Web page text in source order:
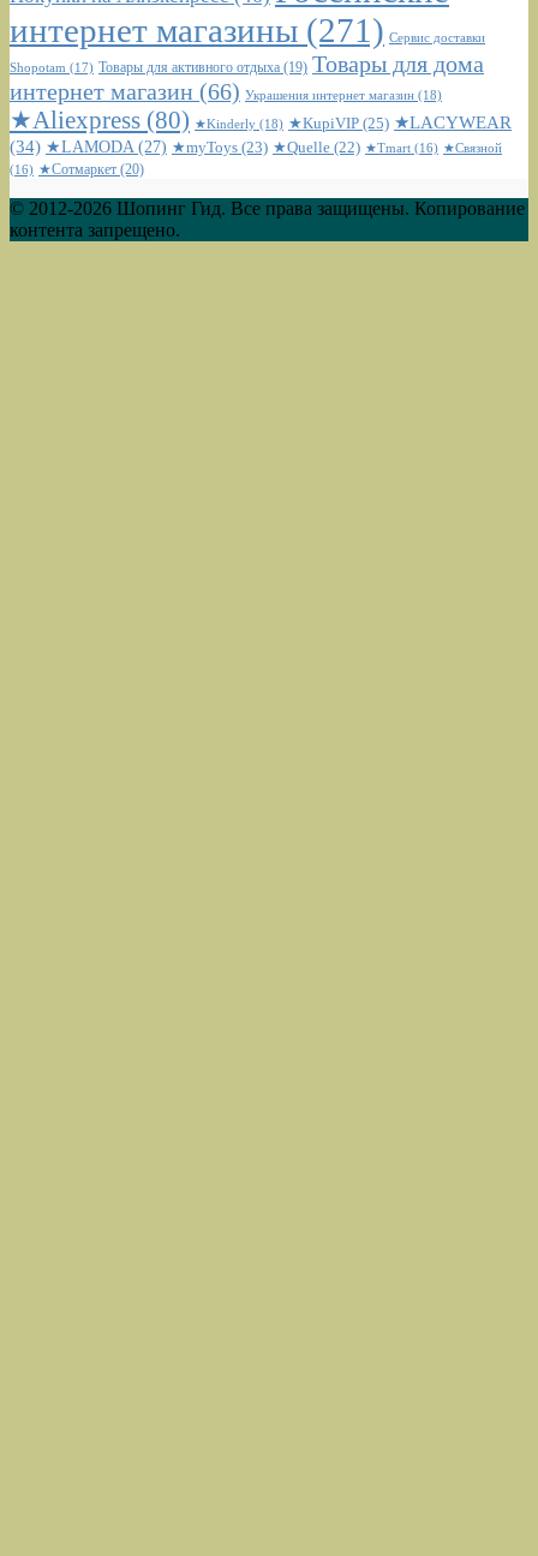
интернет магазины (271) Сервис доставки
Shopotam (17) Товары для активного отдыха (19) Товары для дома
интернет магазин (66) Украшения интернет магазин (18)
★Aliexpress (80) ★Kinderly (18) ★KupiVIP (25) ★LACYWEAR
(34) ★LAMODA(27) ★myToys (23) ★Quelle (22) ★Tmart (16) ★Связной
(16) ★Сотмаркет (20)
© 2012-2026 Шопинг Гид. Все права защищены. Копирование
контента запрещено.